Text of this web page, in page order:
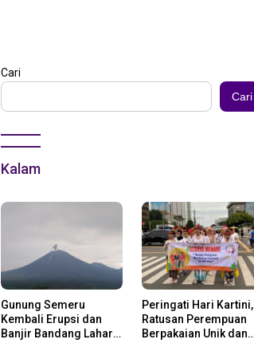
Cari
Cari
Kalam
Gunung Semeru
Kembali Erupsi dan
Banjir Bandang Lahar
Peringati Hari Kartini,
Ratusan Perempuan
Berpakaian Unik dan